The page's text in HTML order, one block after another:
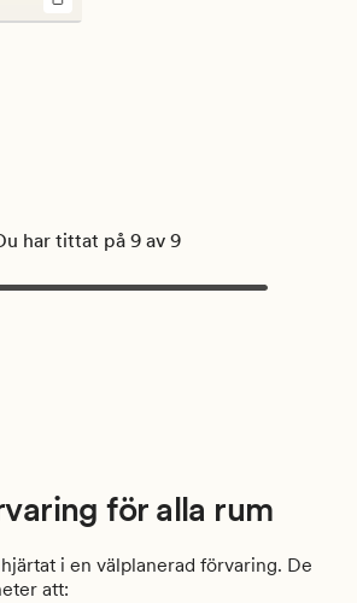
har tittat på 9 av 9
för alla rum
i en välplanerad förvaring. De
att: